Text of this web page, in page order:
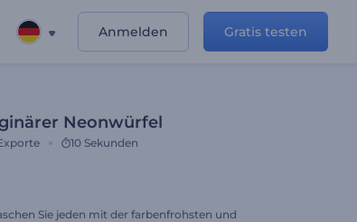
Anmelden Gratis testen
Neonwürfel
10 Sekunden
Sie jeden mit der farbenfrohsten und